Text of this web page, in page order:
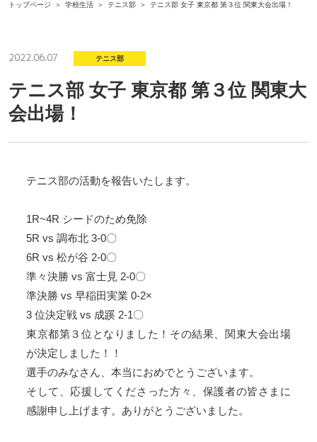
トップページ 学校生活 テニス部 テニス部 女子 東京都 第３位 関東大会出場！
2022.06.07 テニス部
テニス部 女子 東京都 第３位 関東大
会出場！
テニス部の活動を報告いたします。
1R~4R シードのため免除
5R vs 調布北 3-0〇
6R vs 松が谷 2-0〇
準々決勝 vs 富士見 2-0〇
準決勝 vs 早稲田実業 0-2×
3 位決定戦 vs 成蹊 2-1〇
東京都第３位となりました！その結果、関東大会出場
が決定しました！！
選手のみなさん、本当におめでとうございます。
そして、応援してくださった方々、保護者の皆さまに
感謝申し上げます。ありがとうございました。